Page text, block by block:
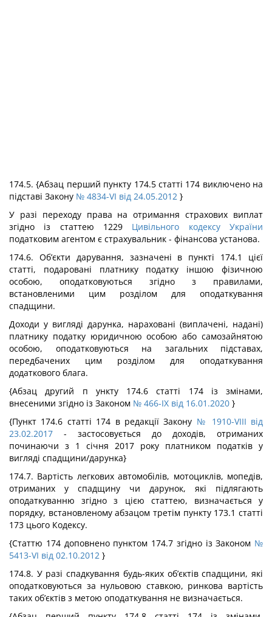
174.5.{Абзац перший пункту 174.5 статті 174 виключено на
підставі Закону № 4834-VI від 24.05.2012 }
У разі переходу права на отримання страхових виплат
згідно із статтею 1229 Цивільного кодексу України
податковим агентом є страхувальник - фінансова установа.
174.6. Об’єкти дарування, зазначені в пункті 174.1 цієї
статті, подаровані платнику податку іншою фізичною
особою, оподатковуються згідно з правилами,
встановленими цим розділом для оподаткування
спадщини.
Доходи у вигляді дарунка, нараховані (виплачені, надані)
платнику податку юридичною особою або самозайнятою
особою, оподатковуються на загальних підставах,
передбачених цим розділом для оподаткування
додаткового блага.
{Абзац другий п ункту 174.6 статті 174 із змінами,
внесеними згідно із Законом № 466-IX від 16.01.2020 }
{Пункт 174.6 статті 174 в редакції Закону № 1910-VIII від
23.02.2017 - застосовується до доходів, отриманих
починаючи з 1 січня 2017 року платником податків у
вигляді спадщини/дарунка}
174.7. Вартість легкових автомобілів, мотоциклів, мопедів,
отриманих у спадщину чи дарунок, які підлягають
оподаткуванню згідно з цією статтею, визначається у
порядку, встановленому абзацом третім пункту 173.1 статті
173 цього Кодексу.
{Статтю 174 доповнено пунктом 174.7 згідно із Законом №
5413-VI від 02.10.2012 }
174.8. У разі спадкування будь-яких об’єктів спадщини, які
оподатковуються за нульовою ставкою, ринкова вартість
таких об’єктів з метою оподаткування не визначається.